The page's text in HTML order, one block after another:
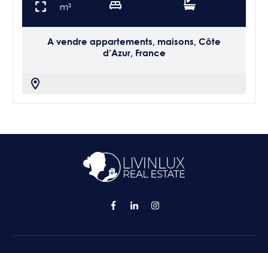
m²
A vendre appartements, maisons, Côte
d’Azur, France